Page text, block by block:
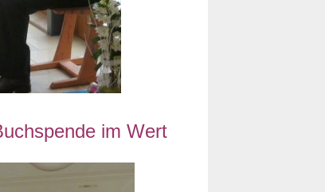
im Wert